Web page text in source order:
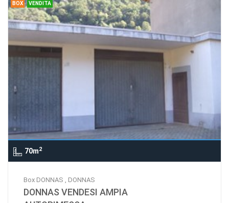
BOX VENDITA
70m2
Box DONNAS , DONNAS
DONNAS VENDESI AMPIA